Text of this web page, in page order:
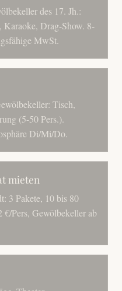
des 17. Jh.:
Drag-Show. 8-
MwSt.
Tisch,
(5-50 Pers.).
Di/Mi/Do.
mieten
3 Pakete, 10 bis 80
Pers, Gewölbekeller ab